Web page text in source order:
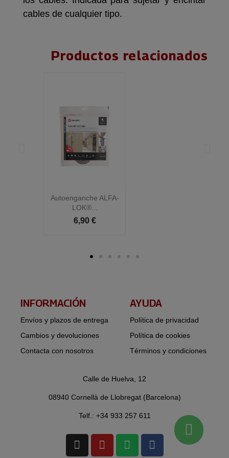
cables de cualquier tipo.
Productos relacionados
Autoenganche ALFA-
LOK®...
6,90 €
INFORMACIÓN​
Envíos y plazos de entrega
Cambios y devoluciones
Contacta con nosotros
AYUDA
Política de privacidad
Política de cookies
Términos y condiciones
Calle de Huelva, 12
08940 Cornellà de Llobregat (Barcelona)
Telf.: +34 933 257 611